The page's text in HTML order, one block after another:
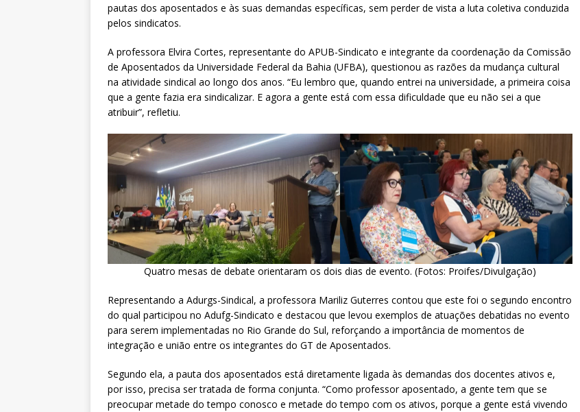
pautas dos aposentados e às suas demandas específicas, sem perder de vista a luta coletiva conduzida
pelos sindicatos.
A professora Elvira Cortes, representante do APUB-Sindicato e integrante da coordenação da Comissão
de Aposentados da Universidade Federal da Bahia (UFBA), questionou as razões da mudança cultural
na atividade sindical ao longo dos anos. “Eu lembro que, quando entrei na universidade, a primeira coisa
que a gente fazia era sindicalizar. E agora a gente está com essa dificuldade que eu não sei a que
atribuir”, refletiu.
Quatro mesas de debate orientaram os dois dias de evento. (Fotos: Proifes/Divulgação)
Representando a Adurgs-Sindical, a professora Mariliz Guterres contou que este foi o segundo encontro
do qual participou no Adufg-Sindicato e destacou que levou exemplos de atuações debatidas no evento
para serem implementadas no Rio Grande do Sul, reforçando a importância de momentos de
integração e união entre os integrantes do GT de Aposentados.
Segundo ela, a pauta dos aposentados está diretamente ligada às demandas dos docentes ativos e,
por isso, precisa ser tratada de forma conjunta. “Como professor aposentado, a gente tem que se
preocupar metade do tempo conosco e metade do tempo com os ativos, porque a gente está vivendo